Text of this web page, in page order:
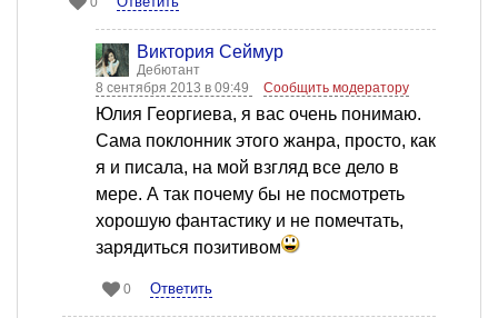
Виктория Сеймур
Дебютант
8 сентября 2013 в 09:49
Сообщить модератору
Юлия Георгиева, я вас очень понимаю.
Сама поклонник этого жанра, просто, как
я и писала, на мой взгляд все дело в
мере. А так почему бы не посмотреть
хорошую фантастику и не помечтать,
зарядиться позитивом
0 Ответить